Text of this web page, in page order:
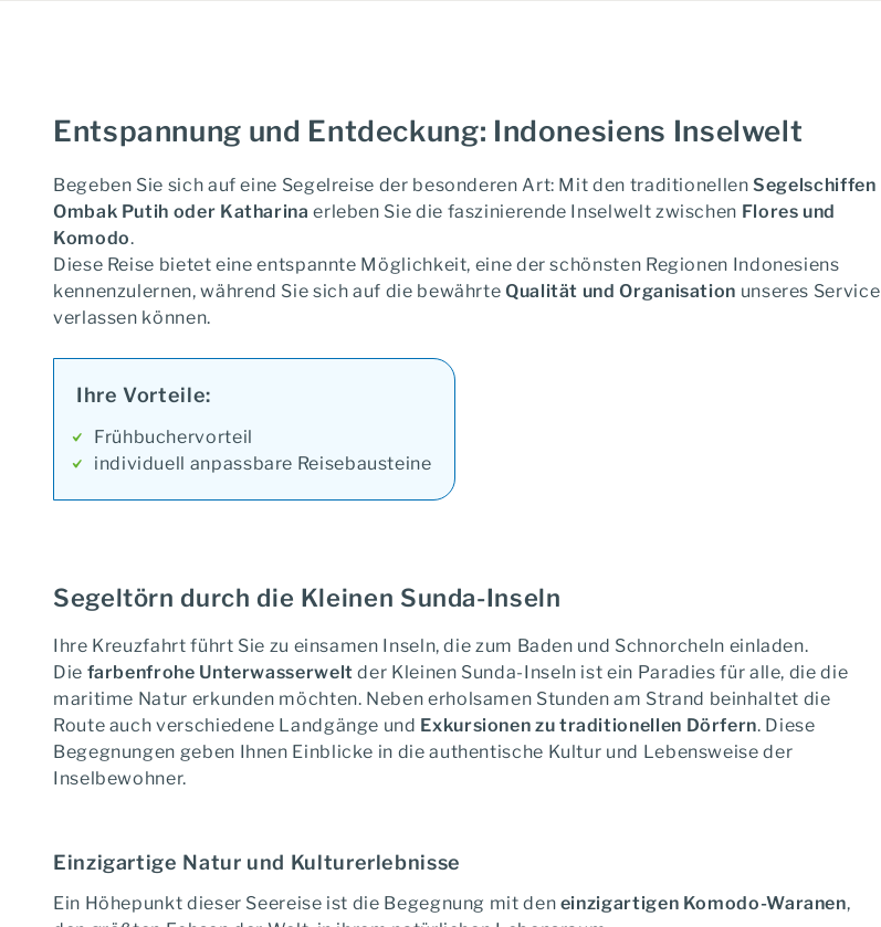
Entspannung und Entdeckung: Indonesiens Inselwelt
Begeben Sie sich auf eine Segelreise der besonderen Art: Mit den traditionellenSegelschiffen
Ombak Putih oder Katharina erleben Sie die faszinierende Inselwelt zwischen Flores und
Komodo.
Diese Reise bietet eine entspannte Möglichkeit, eine der schönsten Regionen Indonesiens
kennenzulernen, während Sie sich auf die bewährteQualität und Organisation unseres Service
verlassen können.
Ihre Vorteile:
Frühbuchervorteil
individuell anpassbare Reisebausteine
Segeltörn durch die Kleinen Sunda-Inseln
Ihre Kreuzfahrt führt Sie zu einsamen Inseln, die zum Baden und Schnorcheln einladen.
Die farbenfrohe Unterwasserwelt der Kleinen Sunda-Inseln ist ein Paradies für alle, die die
maritime Natur erkunden möchten. Neben erholsamen Stunden am Strand beinhaltet die
Route auch verschiedene Landgänge und Exkursionen zu traditionellen Dörfern. Diese
Begegnungen geben Ihnen Einblicke in die authentische Kultur und Lebensweise der
Inselbewohner.
Einzigartige Natur und Kulturerlebnisse
Ein Höhepunkt dieser Seereise ist die Begegnung mit den einzigartigen Komodo-Waranen,
Indonesien Kreuzfahrt
Tourcode:
Zeitraum ab:
Anfrage-Formular Telefonischer Kontakt